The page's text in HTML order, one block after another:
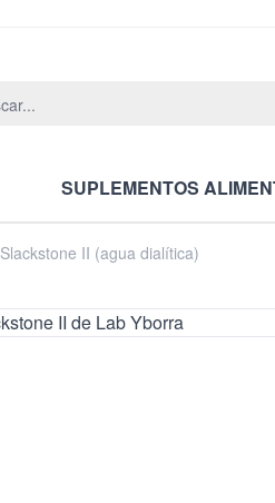
SUPLEMENTOS
Slackstone II (agua dialítica)